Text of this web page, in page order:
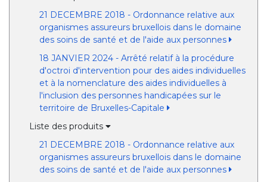
21 DECEMBRE 2018 - Ordonnance relative aux
organismes assureurs bruxellois dans le domaine
des soins de santé et de l'aide aux personnes
18 JANVIER 2024 - Arrêté relatif à la procédure
d'octroi d'intervention pour des aides individuelles
et à la nomenclature des aides individuelles à
l'inclusion des personnes handicapées sur le
territoire de Bruxelles-Capitale
Liste des produits
21 DECEMBRE 2018 - Ordonnance relative aux
organismes assureurs bruxellois dans le domaine
des soins de santé et de l'aide aux personnes